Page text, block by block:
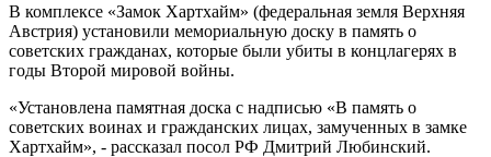
В комплексе «Замок Хартхайм» (федеральная земля Верхняя
Австрия) установили мемориальную доску в память о
советских гражданах, которые были убиты в концлагерях в
годы Второй мировой войны.
«Установлена памятная доска с надписью «В память о
советских воинах и гражданских лицах, замученных в замке
Хартхайм», - рассказал посол РФ Дмитрий Любинский.